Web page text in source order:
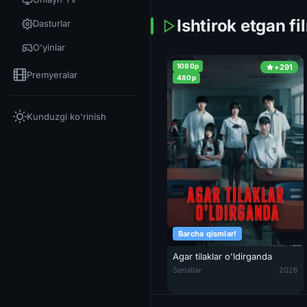
Dasturlar
O'yinlar
Premyeralar
Kunduzgi ko'rinish
Ishtirok etgan
+291
1080p
480p
Barcha qismlar!
Agar tilaklar o'ldirganda
Agar tilaklar o'ldirganda /
Seriallar 2026